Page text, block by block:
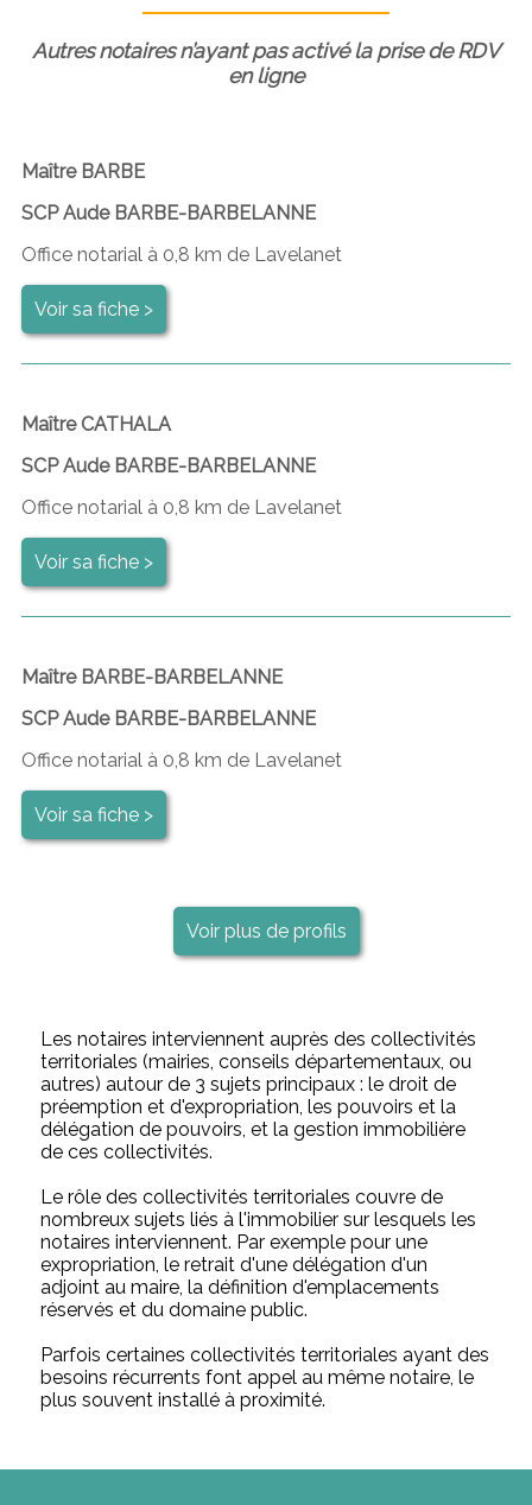
Autres notaires n’ayant pas activé la prise de RDV
en ligne
Maître BARBE
SCP Aude BARBE-BARBELANNE
Office notarial à 0,8 km de Lavelanet
Voir sa fiche >
Maître CATHALA
SCP Aude BARBE-BARBELANNE
Office notarial à 0,8 km de Lavelanet
Voir sa fiche >
Maître BARBE-BARBELANNE
SCP Aude BARBE-BARBELANNE
Office notarial à 0,8 km de Lavelanet
Voir sa fiche >
Voir plus de profils
Les notaires interviennent auprès des collectivités
territoriales (mairies, conseils départementaux, ou
autres) autour de 3 sujets principaux : le droit de
préemption et d'expropriation, les pouvoirs et la
délégation de pouvoirs, et la gestion immobilière
de ces collectivités.
Le rôle des collectivités territoriales couvre de
nombreux sujets liés à l'immobilier sur lesquels les
notaires interviennent. Par exemple pour une
expropriation, le retrait d'une délégation d'un
adjoint au maire, la définition d'emplacements
réservés et du domaine public.
Parfois certaines collectivités territoriales ayant des
besoins récurrents font appel au même notaire, le
plus souvent installé à proximité.